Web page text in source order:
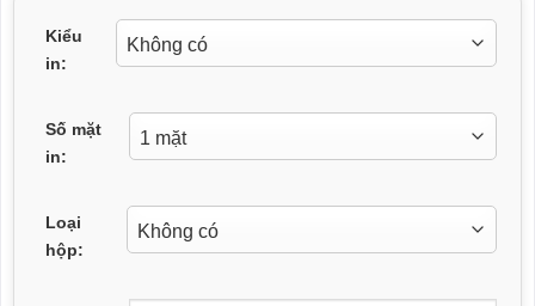
Kiểu
in:
Số mặt
in:
Loại
hộp: